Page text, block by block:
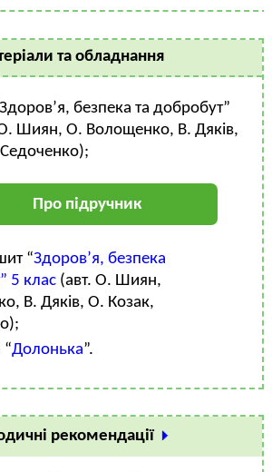
та обладнання
безпека та добробут”
О. Шиян, О. Волощенко, В. Дяків,
Про підручник
“Здоров’я, безпека
5 клас(авт. О. Шиян,
В. Дяків, О. Козак,
“Долонька”.
рекомендації